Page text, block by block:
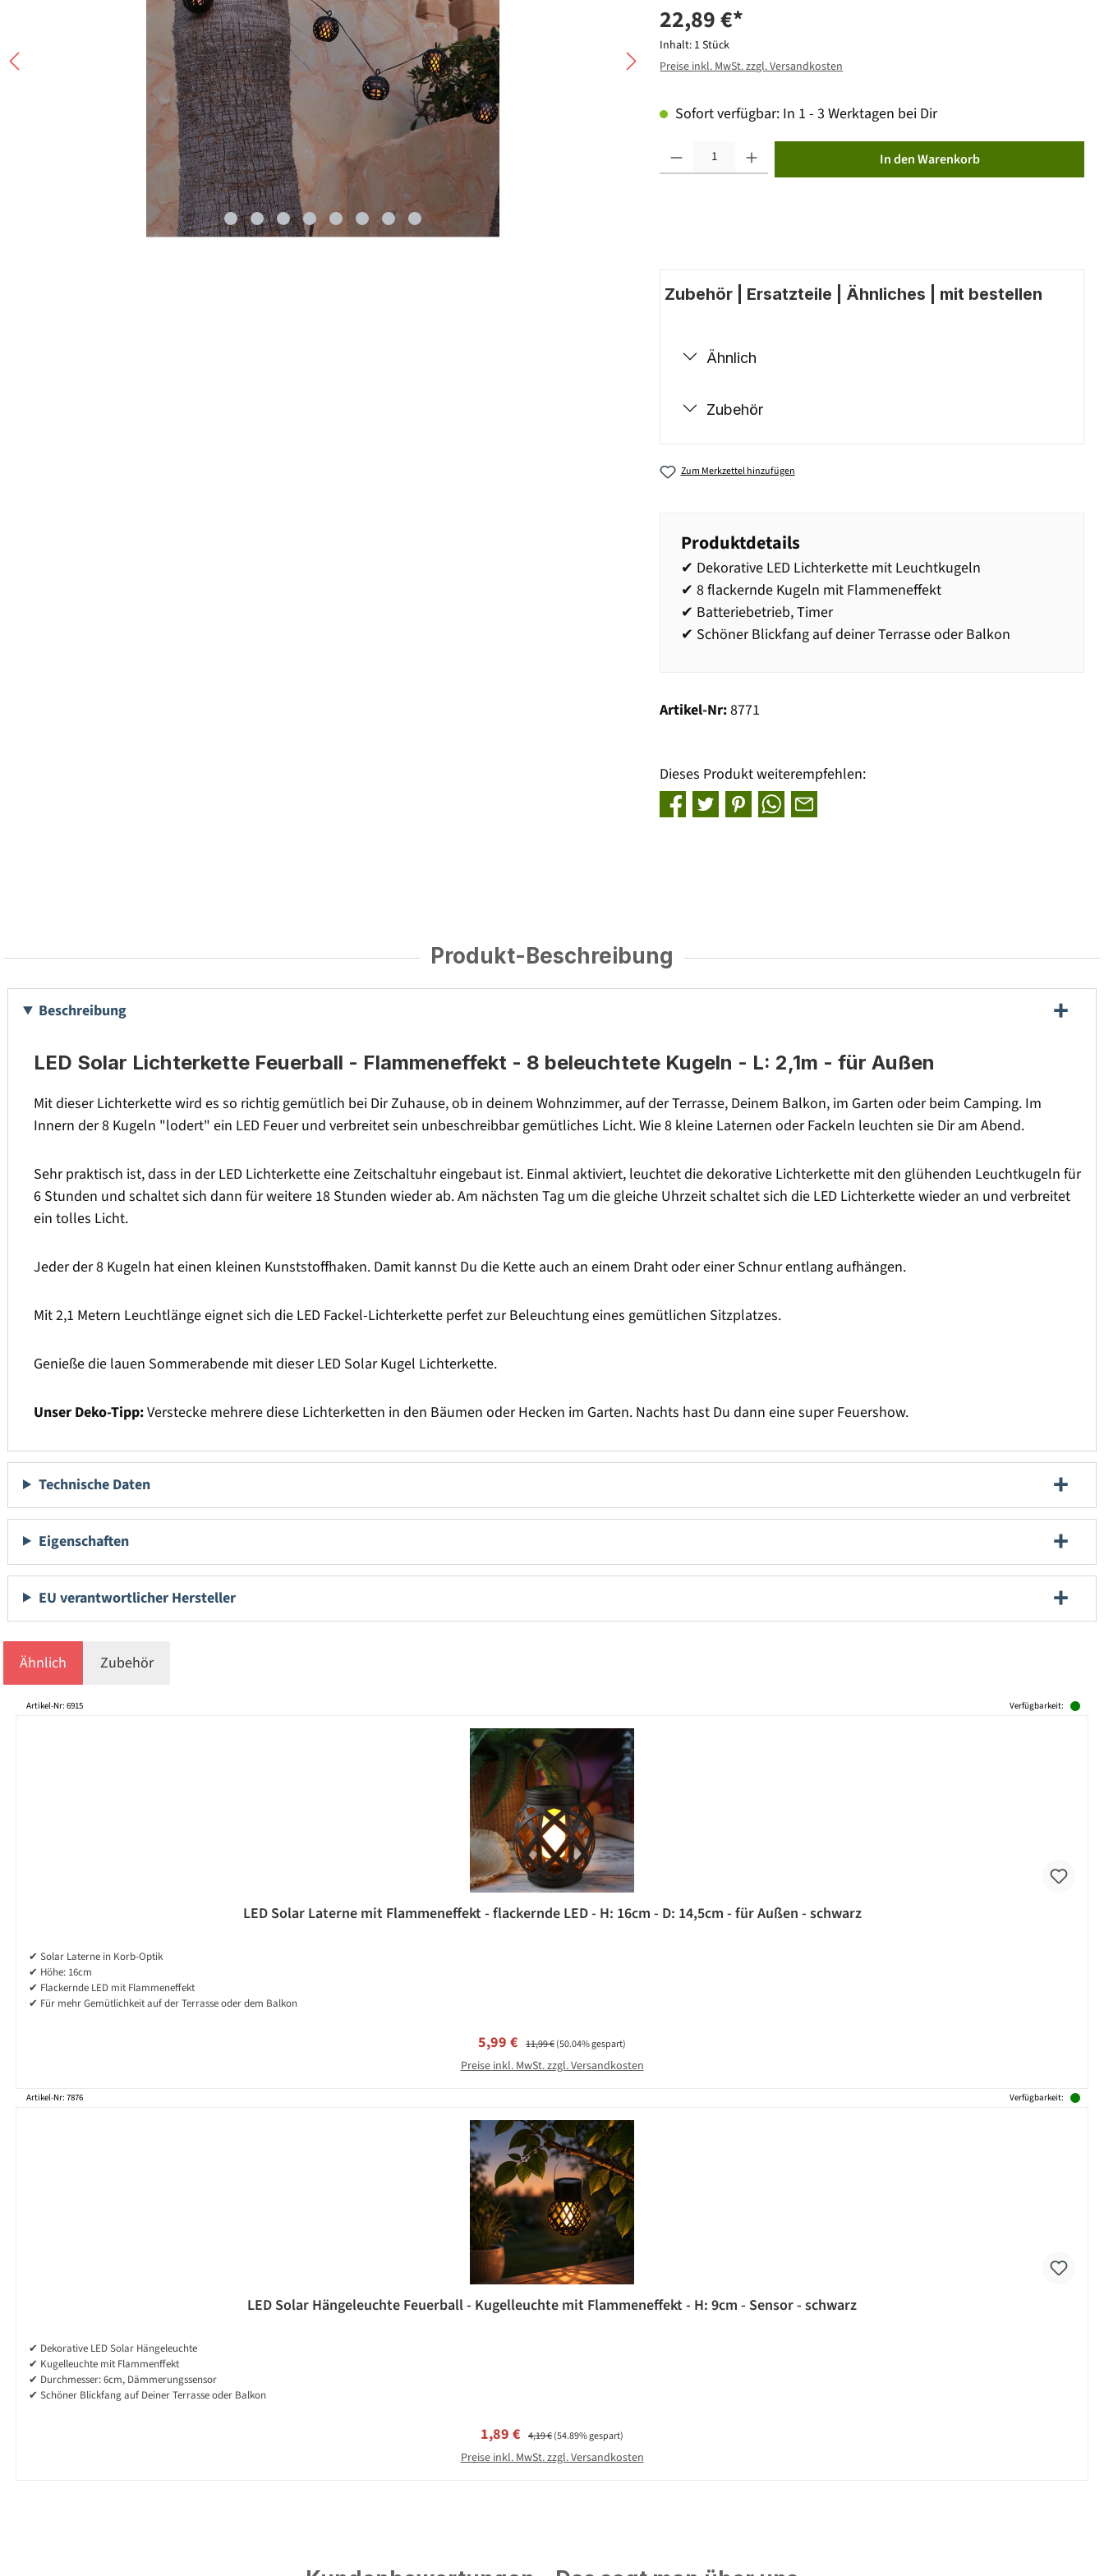
22,89 €*
Inhalt: 1 Stück
Preise inkl. MwSt. zzgl. Versandkosten
Sofort verfügbar: In 1 - 3 Werktagen bei Dir
In den Warenkorb
Zubehör | Ersatzteile | Ähnliches | mit bestellen
Ähnlich
Zubehör
Zum Merkzettel hinzufügen
Produktdetails
✔ Dekorative LED Lichterkette mit Leuchtkugeln
✔ 8 flackernde Kugeln mit Flammeneffekt
✔ Batteriebetrieb, Timer
✔ Schöner Blickfang auf deiner Terrasse oder Balkon
Artikel-Nr:8771
Dieses Produkt weiterempfehlen:
Produkt-Beschreibung
Beschreibung
LED Solar Lichterkette Feuerball - Flammeneffekt - 8 beleuchtete Kugeln - L: 2,1m - für Außen
Mit dieser Lichterkette wird es so richtig gemütlich bei Dir Zuhause, ob in deinem Wohnzimmer, auf der Terrasse, Deinem Balkon, im Garten oder beim Camping. Im
Innern der 8 Kugeln "lodert" ein LED Feuer und verbreitet sein unbeschreibbar gemütliches Licht. Wie 8 kleine Laternen oder Fackeln leuchten sie Dir am Abend.
Sehr praktisch ist, dass in der LED Lichterkette eine Zeitschaltuhr eingebaut ist. Einmal aktiviert, leuchtet die dekorative Lichterkette mit den glühenden Leuchtkugeln für
6 Stunden und schaltet sich dann für weitere 18 Stunden wieder ab. Am nächsten Tag um die gleiche Uhrzeit schaltet sich die LED Lichterkette wieder an und verbreitet
ein tolles Licht.
Jeder der 8 Kugeln hat einen kleinen Kunststoffhaken. Damit kannst Du die Kette auch an einem Draht oder einer Schnur entlang aufhängen.
Mit 2,1 Metern Leuchtlänge eignet sich die LED Fackel-Lichterkette perfet zur Beleuchtung eines gemütlichen Sitzplatzes.
Genieße die lauen Sommerabende mit dieser LED Solar Kugel Lichterkette.
Unser Deko-Tipp:Verstecke mehrere diese Lichterketten in den Bäumen oder Hecken im Garten. Nachts hast Du dann eine super Feuershow.
Technische Daten
Eigenschaften
EU verantwortlicher Hersteller
Ähnlich Zubehör
Produktgalerie überspringen
Artikel-Nr: 6915 Verfügbarkeit:
LED Solar Laterne mit Flammeneffekt - flackernde LED - H: 16cm - D: 14,5cm - für Außen - schwarz
✔ Solar Laterne in Korb-Optik
✔ Höhe: 16cm
✔ Flackernde LED mit Flammeneffekt
✔ Für mehr Gemütlichkeit auf der Terrasse oder dem Balkon
Verkaufspreis:
5,99 € Regulärer Preis:
11,99 €(50.04% gespart)
Preise inkl. MwSt. zzgl. Versandkosten
Artikel-Nr: 7876 Verfügbarkeit:
LED Solar Hängeleuchte Feuerball - Kugelleuchte mit Flammeneffekt - H: 9cm - Sensor - schwarz
✔ Dekorative LED Solar Hängeleuchte
✔ Kugelleuchte mit Flammenffekt
✔ Durchmesser: 6cm, Dämmerungssensor
✔ Schöner Blickfang auf Deiner Terrasse oder Balkon
Verkaufspreis:
1,89 € Regulärer Preis:
4,19 €(54.89% gespart)
Preise inkl. MwSt. zzgl. Versandkosten